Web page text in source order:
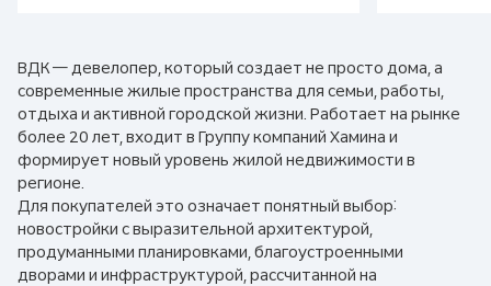
ВДК — девелопер, который создает не просто дома, а
современные жилые пространства для семьи, работы,
отдыха и активной городской жизни. Работает на рынке
более 20 лет, входит в Группу компаний Хамина и
формирует новый уровень жилой недвижимости в
регионе.
Для покупателей это означает понятный выбор:
новостройки с выразительной архитектурой,
продуманными планировками, благоустроенными
дворами и инфраструктурой, рассчитанной на